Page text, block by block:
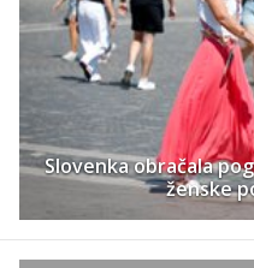
Slovenka obračala
ženske